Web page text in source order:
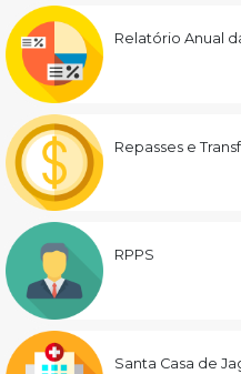
Relatório Anual
Repasses e
RPPS
Santa Casa de